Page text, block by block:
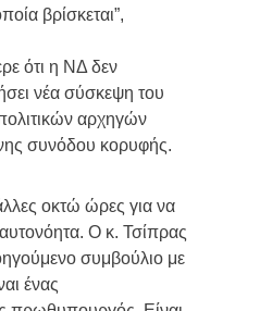
βρίσκεται”,
ότι η ΝΔ δεν
νέα σύσκεψη του
αρχηγών
συνόδου κορυφής.
οκτώ ώρες για να
Ο κ. Τσίπρας
συμβούλιο με
ένας